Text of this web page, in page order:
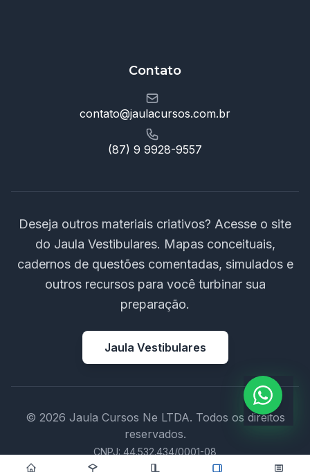
Contato
contato@jaulacursos.com.br
(87) 9 9928-9557
Deseja outros materiais criativos? Acesse o site
do Jaula Vestibulares. Mapas conceituais,
cadernos de questões comentadas, simulados e
outros recursos para você turbinar sua
preparação.
Jaula Vestibulares
© 2026 Jaula Cursos Ne LTDA. Todos os direitos
reservados.
CNPJ: 44.532.434/0001-08